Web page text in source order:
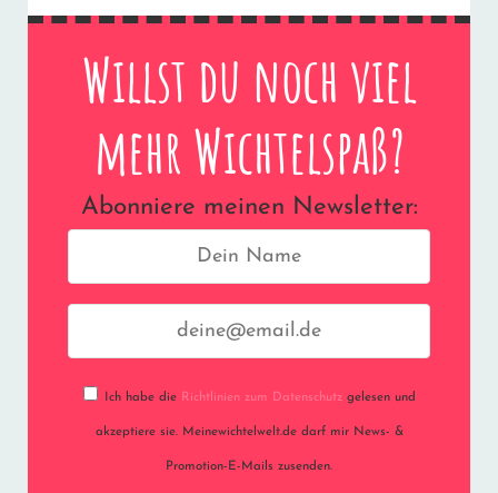
Willst du noch viel
mehr Wichtelspaß?
Abonniere meinen Newsletter:
Ich habe die Richtlinien zum Datenschutzgelesen und
akzeptiere sie. Meinewichtelwelt.de darf mir News- &
Promotion-E-Mails zusenden.